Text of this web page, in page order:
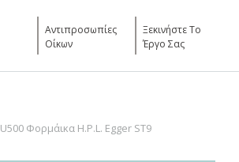
Αντιπροσωπίες
Οίκων
Ξεκινήστε Το
Έργο Σας
U500 Φορμάικα H.P.L. Egger ST9